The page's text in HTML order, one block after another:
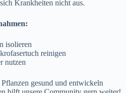
Krankheiten nicht aus.
isolieren
reinigen
nutzen
gesund und entwickeln